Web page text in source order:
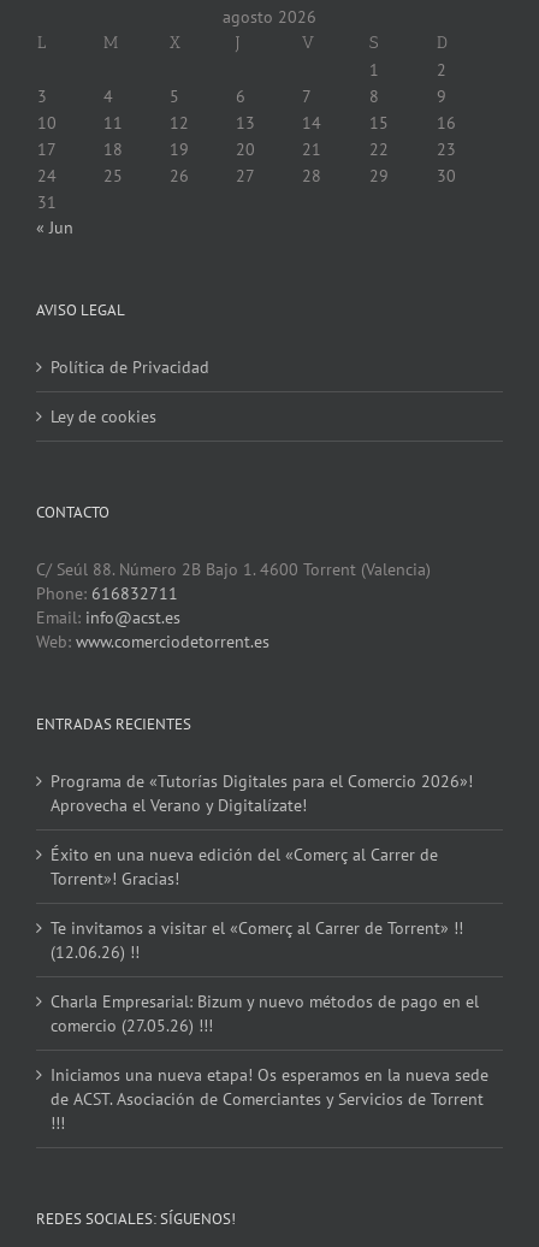
agosto 2026
L M X J V S D
1
2
3
4 5 6 7 8
9
10
11 12 13 14 15
16
17
18 19 20 21 22
23
24
25 26 27 28 29
30
31
« Jun
AVISO LEGAL
Política de Privacidad
Ley de cookies
CONTACTO
C/ Seúl 88. Número 2B Bajo 1. 4600 Torrent (Valencia)
Phone: 616832711
Email: info@acst.es
Web: www.comerciodetorrent.es
ENTRADAS RECIENTES
Programa de «Tutorías Digitales para el Comercio 2026»!
Aprovecha el Verano y Digitalízate!
Éxito en una nueva edición del «Comerç al Carrer de
Torrent»! Gracias!
Te invitamos a visitar el «Comerç al Carrer de Torrent» !!
(12.06.26) !!
Charla Empresarial: Bizum y nuevo métodos de pago en el
comercio (27.05.26) !!!
Iniciamos una nueva etapa! Os esperamos en la nueva sede
de ACST. Asociación de Comerciantes y Servicios de Torrent
!!!
REDES SOCIALES: SÍGUENOS!